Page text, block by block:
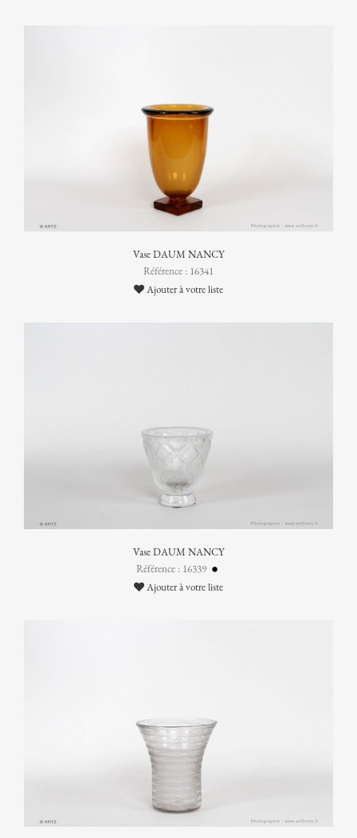
Vase DAUM NANCY
Référence : 16341
Ajouter à votre liste
Vase DAUM NANCY
Référence : 16339
Ajouter à votre liste